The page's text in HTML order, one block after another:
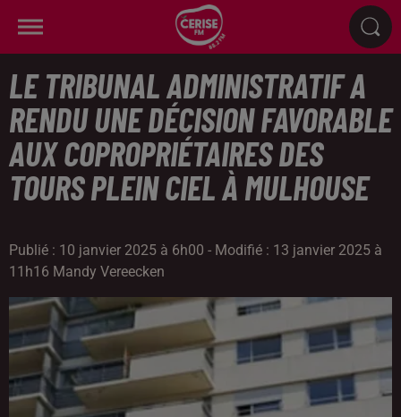
LE TRIBUNAL ADMINISTRATIF A
RENDU UNE DÉCISION FAVORABLE
AUX COPROPRIÉTAIRES DES
TOURS PLEIN CIEL À MULHOUSE
Publié : 10 janvier 2025 à 6h00 - Modifié : 13 janvier 2025 à
11h16 Mandy Vereecken